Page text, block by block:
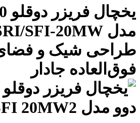
طراحی شیک و
فوق‌العاده جادار